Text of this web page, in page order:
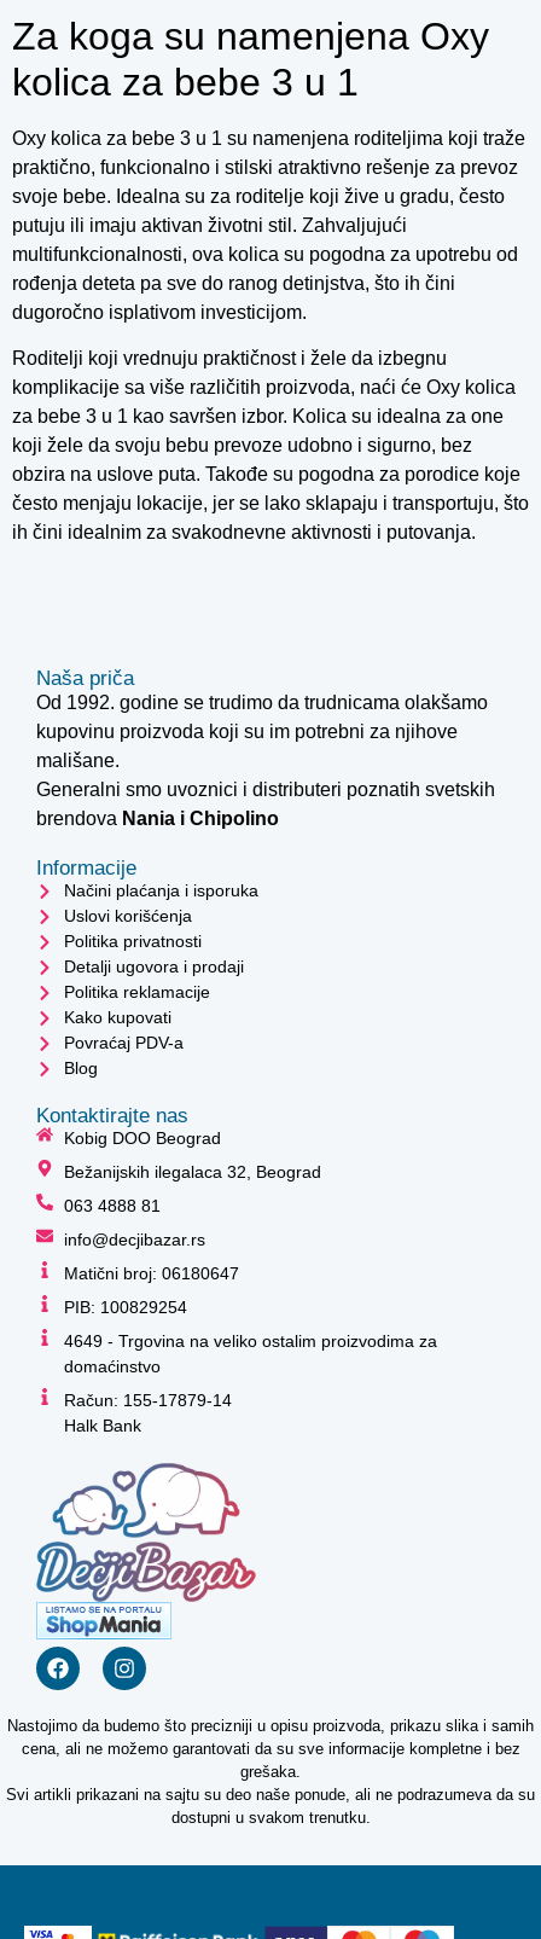
Za koga su namenjena Oxy
kolica za bebe 3 u 1
Oxy kolica za bebe 3 u 1 su namenjena roditeljima koji traže
praktično, funkcionalno i stilski atraktivno rešenje za prevoz
svoje bebe. Idealna su za roditelje koji žive u gradu, često
putuju ili imaju aktivan životni stil. Zahvaljujući
multifunkcionalnosti, ova kolica su pogodna za upotrebu od
rođenja deteta pa sve do ranog detinjstva, što ih čini
dugoročno isplativom investicijom.
Roditelji koji vrednuju praktičnost i žele da izbegnu
komplikacije sa više različitih proizvoda, naći će Oxy kolica
za bebe 3 u 1 kao savršen izbor. Kolica su idealna za one
koji žele da svoju bebu prevoze udobno i sigurno, bez
obzira na uslove puta. Takođe su pogodna za porodice koje
često menjaju lokacije, jer se lako sklapaju i transportuju, što
ih čini idealnim za svakodnevne aktivnosti i putovanja.
Naša priča
Od 1992. godine se trudimo da trudnicama olakšamo
kupovinu proizvoda koji su im potrebni za njihove
mališane.
Generalni smo uvoznici i distributeri poznatih svetskih
brendova Nania i Chipolino
Informacije
Načini plaćanja i isporuka
Uslovi korišćenja
Politika privatnosti
Detalji ugovora i prodaji
Politika reklamacije
Kako kupovati
Povraćaj PDV-a
Blog
Kontaktirajte nas
Kobig DOO Beograd
Bežanijskih ilegalaca 32, Beograd
063 4888 81
info@decjibazar.rs
Matični broj: 06180647
PIB: 100829254
4649 - Trgovina na veliko ostalim proizvodima za
domaćinstvo
Račun: 155-17879-14
Halk Bank
Nastojimo da budemo što precizniji u opisu proizvoda, prikazu slika i samih
cena, ali ne možemo garantovati da su sve informacije kompletne i bez
grešaka.
Svi artikli prikazani na sajtu su deo naše ponude, ali ne podrazumeva da su
dostupni u svakom trenutku.